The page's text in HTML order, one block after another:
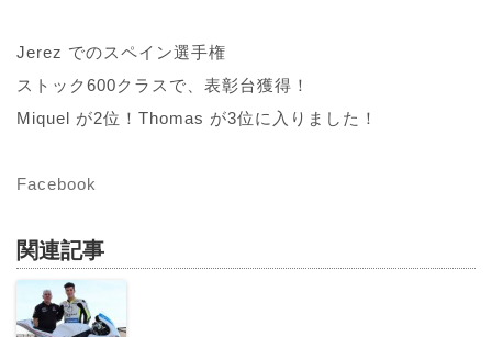
Jerez でのスペイン選手権
ストック600クラスで、表彰台獲得！
Miquel が2位！Thomas が3位に入りました！
Facebook
関連記事